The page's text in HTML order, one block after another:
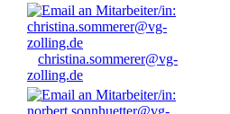
christina.sommerer@vg-
zolling.de